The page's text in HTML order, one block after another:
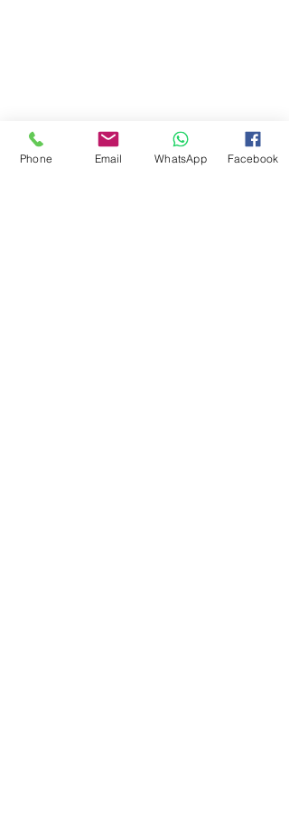
Phone Email WhatsApp Facebook